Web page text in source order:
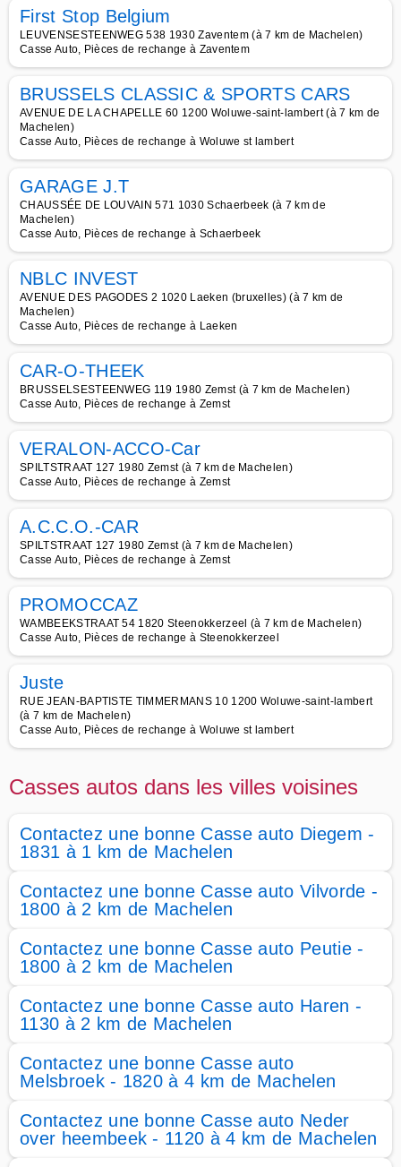
First Stop Belgium
LEUVENSESTEENWEG 538 1930 Zaventem (à 7 km de Machelen)
Casse Auto, Pièces de rechange à Zaventem
BRUSSELS CLASSIC & SPORTS CARS
AVENUE DE LA CHAPELLE 60 1200 Woluwe-saint-lambert (à 7 km de
Machelen)
Casse Auto, Pièces de rechange à Woluwe st lambert
GARAGE J.T
CHAUSSÉE DE LOUVAIN 571 1030 Schaerbeek (à 7 km de
Machelen)
Casse Auto, Pièces de rechange à Schaerbeek
NBLC INVEST
AVENUE DES PAGODES 2 1020 Laeken (bruxelles) (à 7 km de
Machelen)
Casse Auto, Pièces de rechange à Laeken
CAR-O-THEEK
BRUSSELSESTEENWEG 119 1980 Zemst (à 7 km de Machelen)
Casse Auto, Pièces de rechange à Zemst
VERALON-ACCO-Car
SPILTSTRAAT 127 1980 Zemst (à 7 km de Machelen)
Casse Auto, Pièces de rechange à Zemst
A.C.C.O.-CAR
SPILTSTRAAT 127 1980 Zemst (à 7 km de Machelen)
Casse Auto, Pièces de rechange à Zemst
PROMOCCAZ
WAMBEEKSTRAAT 54 1820 Steenokkerzeel (à 7 km de Machelen)
Casse Auto, Pièces de rechange à Steenokkerzeel
Juste
RUE JEAN-BAPTISTE TIMMERMANS 10 1200 Woluwe-saint-lambert
(à 7 km de Machelen)
Casse Auto, Pièces de rechange à Woluwe st lambert
Casses autos dans les villes voisines
Contactez une bonne Casse auto Diegem -
1831 à 1 km de Machelen
Contactez une bonne Casse auto Vilvorde -
1800 à 2 km de Machelen
Contactez une bonne Casse auto Peutie -
1800 à 2 km de Machelen
Contactez une bonne Casse auto Haren -
1130 à 2 km de Machelen
Contactez une bonne Casse auto
Melsbroek - 1820 à 4 km de Machelen
Contactez une bonne Casse auto Neder
over heembeek - 1120 à 4 km de Machelen